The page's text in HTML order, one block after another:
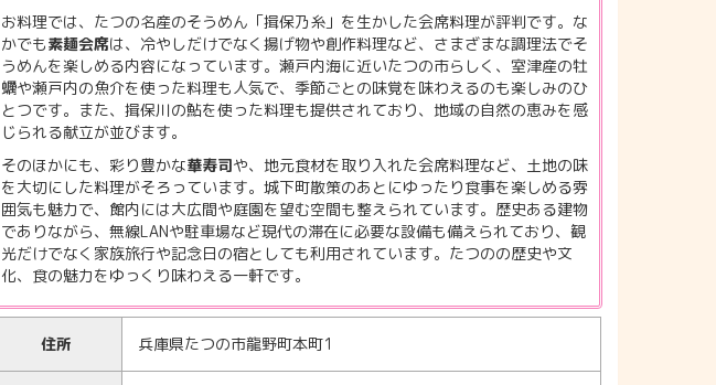
お料理では、たつの名産のそうめん「揖保乃糸」を生かした会席料理が評判です。な
かでも素麺会席は、冷やしだけでなく揚げ物や創作料理など、さまざまな調理法でそ
うめんを楽しめる内容になっています。瀬戸内海に近いたつの市らしく、室津産の牡
蠣や瀬戸内の魚介を使った料理も人気で、季節ごとの味覚を味わえるのも楽しみのひ
とつです。また、揖保川の鮎を使った料理も提供されており、地域の自然の恵みを感
じられる献立が並びます。
そのほかにも、彩り豊かな華寿司や、地元食材を取り入れた会席料理など、土地の味
を大切にした料理がそろっています。城下町散策のあとにゆったり食事を楽しめる雰
囲気も魅力で、館内には大広間や庭園を望む空間も整えられています。歴史ある建物
でありながら、無線LANや駐車場など現代の滞在に必要な設備も備えられており、観
光だけでなく家族旅行や記念日の宿としても利用されています。たつのの歴史や文
化、食の魅力をゆっくり味わえる一軒です。
住所 兵庫県たつの市龍野町本町1